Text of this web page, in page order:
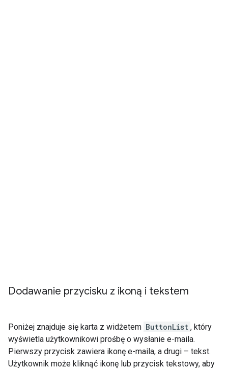
Dodawanie przycisku z ikoną i tekstem
Poniżej znajduje się karta z widżetem ButtonList , który
wyświetla użytkownikowi prośbę o wysłanie e-maila.
Pierwszy przycisk zawiera ikonę e-maila, a drugi – tekst.
Użytkownik może kliknąć ikonę lub przycisk tekstowy, aby